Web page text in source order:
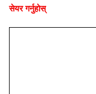
सेयर गर्नुहोस्